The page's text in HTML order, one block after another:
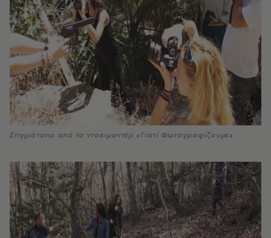
Στιγμιότυπο από το ντοκιμαντέρ «Γιατί Φωτογραφίζουμε»